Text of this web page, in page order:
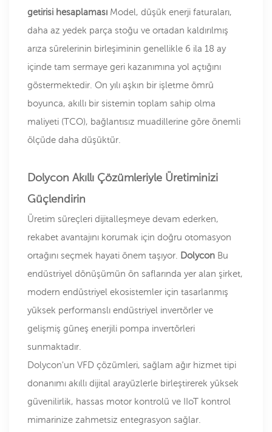
getirisi hesaplaması Model, düşük enerji faturaları,
daha az yedek parça stoğu ve ortadan kaldırılmış
arıza sürelerinin birleşiminin genellikle 6 ila 18 ay
içinde tam sermaye geri kazanımına yol açtığını
göstermektedir. On yılı aşkın bir işletme ömrü
boyunca, akıllı bir sistemin toplam sahip olma
maliyeti (TCO), bağlantısız muadillerine göre önemli
ölçüde daha düşüktür.
Dolycon Akıllı Çözümleriyle Üretiminizi
Güçlendirin
Üretim süreçleri dijitalleşmeye devam ederken,
rekabet avantajını korumak için doğru otomasyon
ortağını seçmek hayati önem taşıyor. Dolycon Bu
endüstriyel dönüşümün ön saflarında yer alan şirket,
modern endüstriyel ekosistemler için tasarlanmış
yüksek performanslı endüstriyel invertörler ve
gelişmiş güneş enerjili pompa invertörleri
sunmaktadır.
Dolycon'un VFD çözümleri, sağlam ağır hizmet tipi
donanımı akıllı dijital arayüzlerle birleştirerek yüksek
güvenilirlik, hassas motor kontrolü ve IIoT kontrol
mimarinize zahmetsiz entegrasyon sağlar.